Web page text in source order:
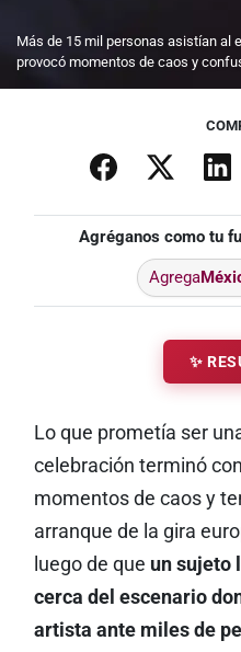
Más de 15 mil personas asistían al
provocó momentos de caos y
Agréganos como tu
Agrega
✨
Lo que prometía ser
celebración terminó
momentos de caos y
arranque de la gira
luego de que un sujeto
cerca del escenario
artista ante miles de